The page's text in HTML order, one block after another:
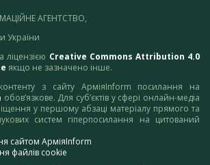
АГЕНТСТВО,
України
ліцензією Creative Commons Attribution 4.0
якщо не зазначено інше.
з сайту АрміяInform посилання на
обов’язкове. Для суб’єктів у сфері онлайн-медіа
у першому абзаці матеріалу прямого та
систем гіперпосилання на цитований
сайтом АрміяInform
файлів cookie